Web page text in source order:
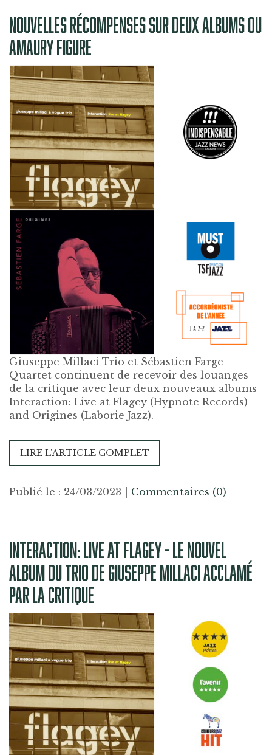
NOUVELLES RÉCOMPENSES SUR DEUX ALBUMS OU
AMAURY FIGURE
Giuseppe Millaci Trio et Sébastien Farge
Quartet continuent de recevoir des louanges
de la critique avec leur deux nouveaux albums
Interaction: Live at Flagey (Hypnote Records)
and Origines (Laborie Jazz).
LIRE L'ARTICLE COMPLET
Publié le : 24/03/2023 Commentaires (0)
INTERACTION: LIVE AT FLAGEY - LE NOUVEL
ALBUM DU TRIO DE GIUSEPPE MILLACI ACCLAMÉ
PAR LA CRITIQUE